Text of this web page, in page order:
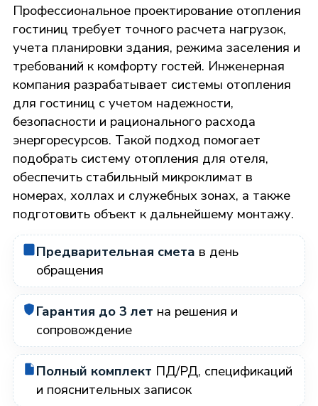
Профессиональное проектирование отопления
гостиниц требует точного расчета нагрузок,
учета планировки здания, режима заселения и
требований к комфорту гостей. Инженерная
компания разрабатывает системы отопления
для гостиниц с учетом надежности,
безопасности и рационального расхода
энергоресурсов. Такой подход помогает
подобрать систему отопления для отеля,
обеспечить стабильный микроклимат в
номерах, холлах и служебных зонах, а также
подготовить объект к дальнейшему монтажу.
Предварительная смета в день
обращения
Гарантия до 3 лет на решения и
сопровождение
Полный комплект ПД/РД, спецификаций
и пояснительных записок